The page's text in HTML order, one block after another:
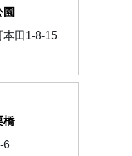
園
本田1-8-15
橋
6